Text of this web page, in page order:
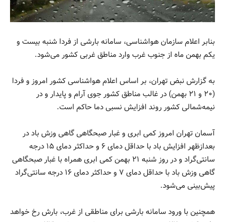
بنابر اعلام سازمان هواشناسی، سامانه بارشی از فردا شنبه بیست و
یکم بهمن ماه از جنوب غرب وارد مناطق غربی کشور می‌شود.
به گزارش نبض تهران، بر اساس اعلام هواشناسی کشور امروز و فردا
(۲۰ و ۲۱ بهمن) در غالب مناطق کشور جوی آرام و پایدار و در
نیمه‌شمالی کشور روند افزایش نسبی دما حاکم است.
آسمان تهران امروز کمی ابری و غبار صبحگاهی گاهی وزش باد در
بعدازظهر افزایش باد با حداقل دمای ۶ و حداکثر دمای ۱۵ درجه
سانتی‌گراد و در روز شنبه ۲۱ بهمن کمی ابری همراه با غبار صبحگاهی
گاهی وزش باد با حداقل دمای ۷ و حداکثر دمای ۱۶ درجه سانتی‌گراد
پیش‌بینی می‌شود.
همچنین با ورود سامانه بارشی برای مناطقی از غرب، بارش رخ خواهد